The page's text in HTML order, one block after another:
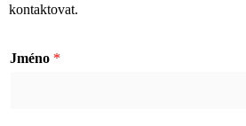
kontaktovat.
Jméno *